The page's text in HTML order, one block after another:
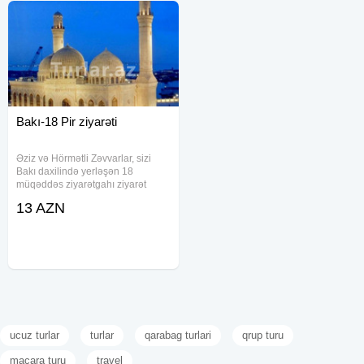
Bakı-18 Pir ziyarəti
Əziz və Hörmətli Zəvvarlar, sizi
Bakı daxilində yerləşən 18
müqəddəs ziyarətgahı ziyarət
edirik. Bu tur hər həftə təşkil olunur
13 AZN
ucuz turlar turlar qarabag turlari qrup turu
macara turu travel